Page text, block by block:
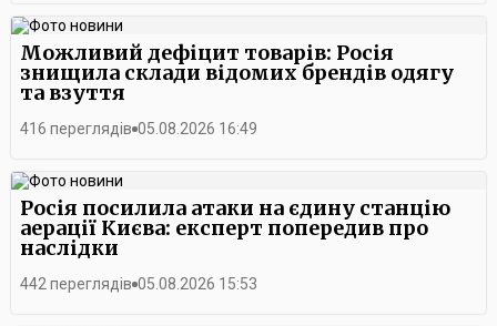
Можливий дефіцит товарів: Росія
знищила склади відомих брендів одягу
та взуття
416 переглядів 05.08.2026 16:49
Росія посилила атаки на єдину станцію
аерації Києва: експерт попередив про
наслідки
442 переглядів 05.08.2026 15:53